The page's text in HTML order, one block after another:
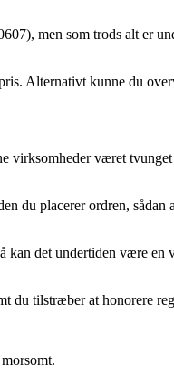
men som trods alt er
Alternativt kunne du
været tvunget
du placerer ordren, sådan
det undertiden være en
du tilstræber at honorere